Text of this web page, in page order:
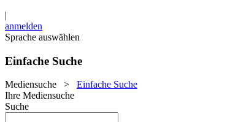
|
anmelden
Sprache auswählen
Einfache Suche
Mediensuche > Einfache Suche
Ihre Mediensuche
Suche